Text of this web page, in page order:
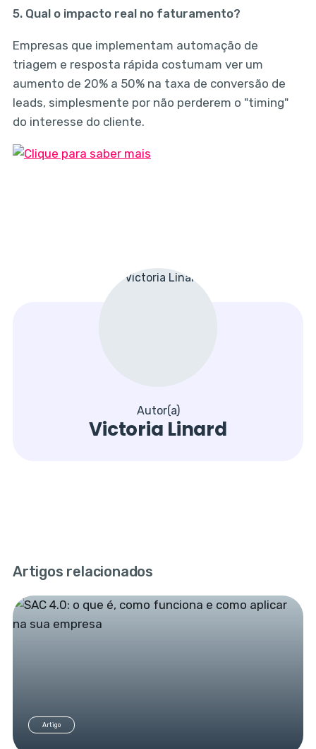
5. Qual o impacto real no faturamento?
Empresas que implementam automação de
triagem e resposta rápida costumam ver um
aumento de 20% a 50% na taxa de conversão de
leads, simplesmente por não perderem o "timing"
do interesse do cliente.
Autor(a)
Victoria Linard
Artigos relacionados
Artigo